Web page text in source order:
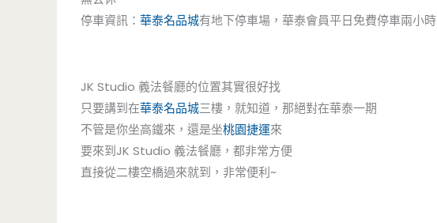
停車資訊： 華泰名品城有地下停車場，華泰會員平日免費停車兩小時
JK Studio 義法餐廳的位置其實很好找
只要講到在華泰名品城三樓，就知道，那絕對在華泰一期
不管是你坐高鐵來，還是坐桃園捷運來
要來到JK Studio 義法餐廳，都非常方便
直接從二樓空橋過來就到，非常便利~